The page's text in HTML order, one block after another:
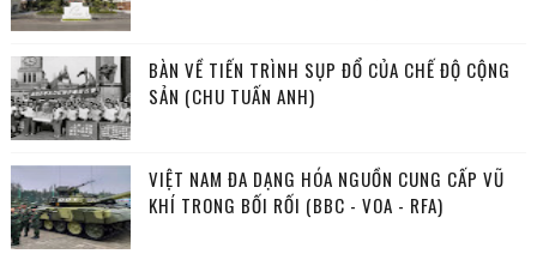
BÀN VỀ TIẾN TRÌNH SỤP ĐỔ CỦA CHẾ ĐỘ CỘNG
SẢN (CHU TUẤN ANH)
VIỆT NAM ĐA DẠNG HÓA NGUỒN CUNG CẤP VŨ
KHÍ TRONG BỐI RỐI (BBC - VOA - RFA)